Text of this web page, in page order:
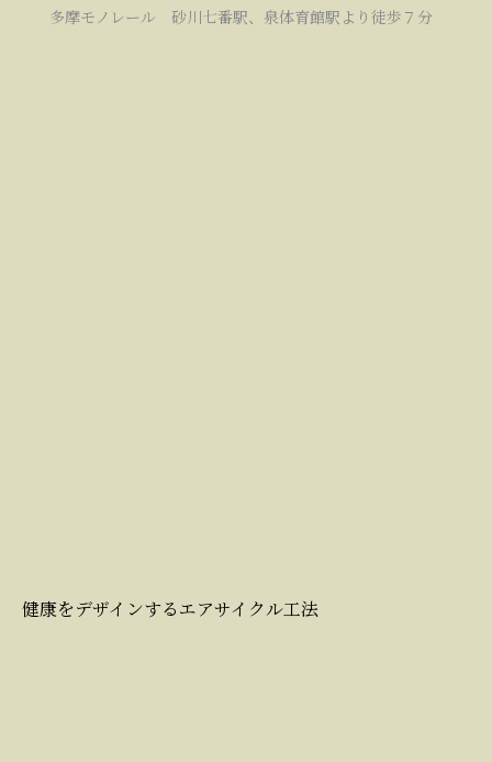
多摩モノレール 砂川七番駅、泉体育館駅より徒歩７分
健康をデザインするエアサイクル工法